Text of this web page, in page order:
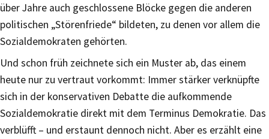
über Jahre auch geschlossene Blöcke gegen die anderen
politischen „Störenfriede“ bildeten, zu denen vor allem die
Sozialdemokraten gehörten.
Und schon früh zeichnete sich ein Muster ab, das einem
heute nur zu vertraut vorkommt: Immer stärker verknüpfte
sich in der konservativen Debatte die aufkommende
Sozialdemokratie direkt mit dem Terminus Demokratie. Das
verblüfft – und erstaunt dennoch nicht. Aber es erzählt eine